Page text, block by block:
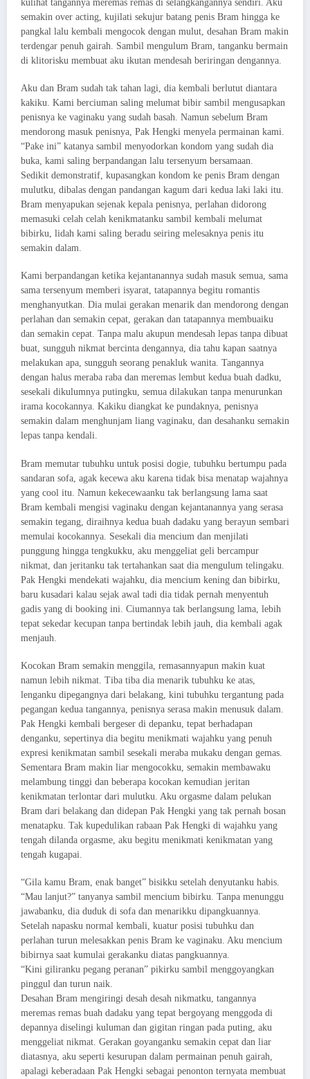
kulihat tangannya meremas remas di selangkangannya sendiri. Aku
semakin over acting, kujilati sekujur batang penis Bram hingga ke
pangkal lalu kembali mengocok dengan mulut, desahan Bram makin
terdengar penuh gairah. Sambil mengulum Bram, tanganku bermain
di klitorisku membuat aku ikutan mendesah beriringan dengannya.
Aku dan Bram sudah tak tahan lagi, dia kembali berlutut diantara
kakiku. Kami berciuman saling melumat bibir sambil mengusapkan
penisnya ke vaginaku yang sudah basah. Namun sebelum Bram
mendorong masuk penisnya, Pak Hengki menyela permainan kami.
“Pake ini” katanya sambil menyodorkan kondom yang sudah dia
buka, kami saling berpandangan lalu tersenyum bersamaan.
Sedikit demonstratif, kupasangkan kondom ke penis Bram dengan
mulutku, dibalas dengan pandangan kagum dari kedua laki laki itu.
Bram menyapukan sejenak kepala penisnya, perlahan didorong
memasuki celah celah kenikmatanku sambil kembali melumat
bibirku, lidah kami saling beradu seiring melesaknya penis itu
semakin dalam.
Kami berpandangan ketika kejantanannya sudah masuk semua, sama
sama tersenyum memberi isyarat, tatapannya begitu romantis
menghanyutkan. Dia mulai gerakan menarik dan mendorong dengan
perlahan dan semakin cepat, gerakan dan tatapannya membuaiku
dan semakin cepat. Tanpa malu akupun mendesah lepas tanpa dibuat
buat, sungguh nikmat bercinta dengannya, dia tahu kapan saatnya
melakukan apa, sungguh seorang penakluk wanita. Tangannya
dengan halus meraba raba dan meremas lembut kedua buah dadku,
sesekali dikulumnya putingku, semua dilakukan tanpa menurunkan
irama kocokannya. Kakiku diangkat ke pundaknya, penisnya
semakin dalam menghunjam liang vaginaku, dan desahanku semakin
lepas tanpa kendali.
Bram memutar tubuhku untuk posisi dogie, tubuhku bertumpu pada
sandaran sofa, agak kecewa aku karena tidak bisa menatap wajahnya
yang cool itu. Namun kekecewaanku tak berlangsung lama saat
Bram kembali mengisi vaginaku dengan kejantanannya yang serasa
semakin tegang, diraihnya kedua buah dadaku yang berayun sembari
memulai kocokannya. Sesekali dia mencium dan menjilati
punggung hingga tengkukku, aku menggeliat geli bercampur
nikmat, dan jeritanku tak tertahankan saat dia mengulum telingaku.
Pak Hengki mendekati wajahku, dia mencium kening dan bibirku,
baru kusadari kalau sejak awal tadi dia tidak pernah menyentuh
gadis yang di booking ini. Ciumannya tak berlangsung lama, lebih
tepat sekedar kecupan tanpa bertindak lebih jauh, dia kembali agak
menjauh.
Kocokan Bram semakin menggila, remasannyapun makin kuat
namun lebih nikmat. Tiba tiba dia menarik tubuhku ke atas,
lenganku dipegangnya dari belakang, kini tubuhku tergantung pada
pegangan kedua tangannya, penisnya serasa makin menusuk dalam.
Pak Hengki kembali bergeser di depanku, tepat berhadapan
denganku, sepertinya dia begitu menikmati wajahku yang penuh
expresi kenikmatan sambil sesekali meraba mukaku dengan gemas.
Sementara Bram makin liar mengocokku, semakin membawaku
melambung tinggi dan beberapa kocokan kemudian jeritan
kenikmatan terlontar dari mulutku. Aku orgasme dalam pelukan
Bram dari belakang dan didepan Pak Hengki yang tak pernah bosan
menatapku. Tak kupedulikan rabaan Pak Hengki di wajahku yang
tengah dilanda orgasme, aku begitu menikmati kenikmatan yang
tengah kugapai.
“Gila kamu Bram, enak banget” bisikku setelah denyutanku habis.
“Mau lanjut?” tanyanya sambil mencium bibirku. Tanpa menunggu
jawabanku, dia duduk di sofa dan menarikku dipangkuannya.
Setelah napasku normal kembali, kuatur posisi tubuhku dan
perlahan turun melesakkan penis Bram ke vaginaku. Aku mencium
bibirnya saat kumulai gerakanku diatas pangkuannya.
“Kini giliranku pegang peranan” pikirku sambil menggoyangkan
pinggul dan turun naik.
Desahan Bram mengiringi desah desah nikmatku, tangannya
meremas remas buah dadaku yang tepat bergoyang menggoda di
depannya diselingi kuluman dan gigitan ringan pada puting, aku
menggeliat nikmat. Gerakan goyanganku semakin cepat dan liar
diatasnya, aku seperti kesurupan dalam permainan penuh gairah,
apalagi keberadaan Pak Hengki sebagai penonton ternyata membuat